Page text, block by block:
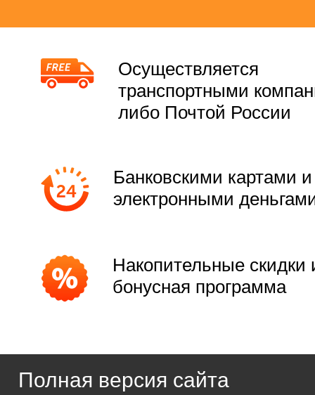
Осуществляется
транспортными
либо Почтой России
Банковскими картами и
электронными
Накопительные скидки
бонусная программа
Полная версия сайта